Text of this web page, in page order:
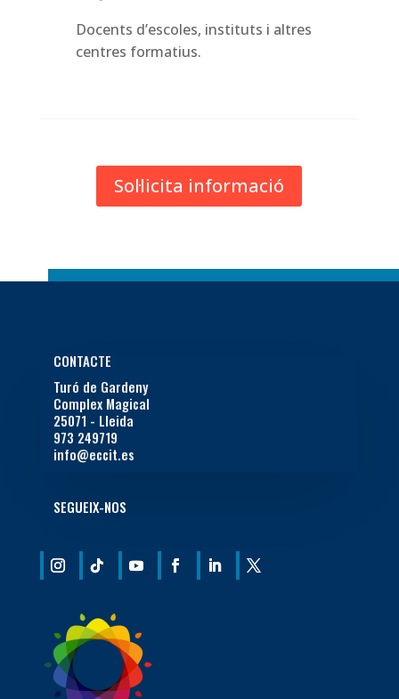
Docents d’escoles, instituts i altres
centres formatius.
Sol·licita informació
CONTACTE
Turó de Gardeny
Complex Magical
25071 - Lleida
973 249719
info@eccit.es
SEGUEIX-NOS